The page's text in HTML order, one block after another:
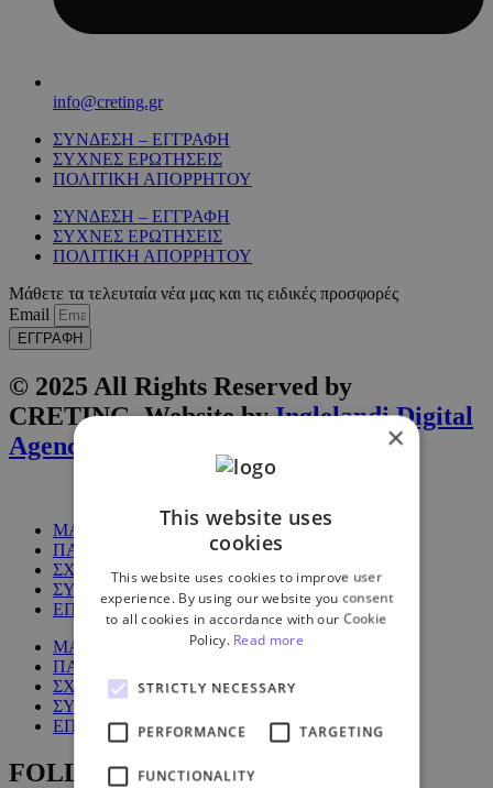
info@creting.gr
ΣΥΝΔΕΣΗ – ΕΓΓΡΑΦΗ
ΣΥΧΝΕΣ ΕΡΩΤΗΣΕΙΣ
ΠΟΛΙΤΙΚΗ ΑΠΟΡΡΗΤΟΥ
ΣΥΝΔΕΣΗ – ΕΓΓΡΑΦΗ
ΣΥΧΝΕΣ ΕΡΩΤΗΣΕΙΣ
ΠΟΛΙΤΙΚΗ ΑΠΟΡΡΗΤΟΥ
Μάθετε τα τελευταία νέα μας και τις ειδικές προσφορές
Email
ΕΓΓΡΑΦΗ
© 2025 All Rights Reserved by
CRETING. Website byInglelandi Digital
Agency
ΜΑΘΗΜΑΤΑ
ΠΑΚΕΤΑ
ΣΧΕΤΙΚΑ ΜΕ ΕΜΑΣ
ΣΥΧΝΕΣ ΕΡΩΤΗΣΕΙΣ
ΕΠΙΚΟΙΝΩΝΙΑ
ΜΑΘΗΜΑΤΑ
ΠΑΚΕΤΑ
ΣΧΕΤΙΚΑ ΜΕ ΕΜΑΣ
ΣΥΧΝΕΣ ΕΡΩΤΗΣΕΙΣ
ΕΠΙΚΟΙΝΩΝΙΑ
FOLLOW US:
×
This website uses
cookies
This website uses cookies to improve user
experience. By using our website you consent
to all cookies in accordance with our Cookie
Policy. Read more
STRICTLY NECESSARY
PERFORMANCE TARGETING
FUNCTIONALITY